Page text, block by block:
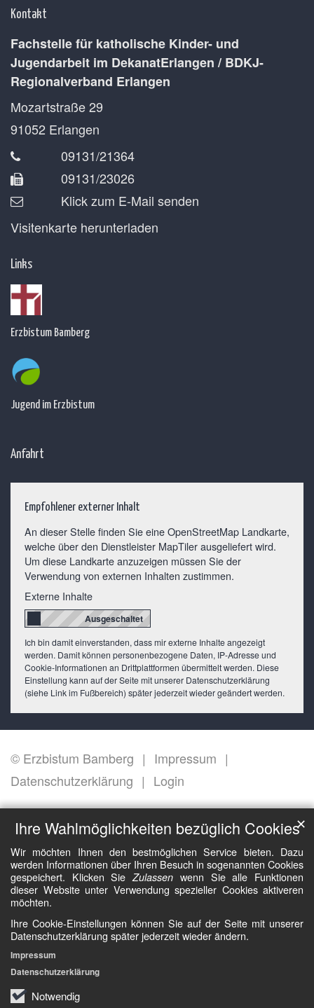
Ihre Wahlmöglichkeiten bezüglich Cookies
Wir möchten Ihnen den bestmöglichen Service bieten. Dazu
werden Informationen über Ihren Besuch in sogenannten Cookies
gespeichert. Klicken SieZulassen wenn Sie alle Funktionen
dieser Website unter Verwendung spezieller Cookies aktiveren
möchten.
Ihre Cookie-Einstellungen können Sie auf der Seite mit unserer
Datenschutzerklärung später jederzeit wieder ändern.
Notwendig
✕
Impressum
Datenschutzerklärung
Kontakt
Fachstelle für katholische Kinder- und
Jugendarbeit im DekanatErlangen / BDKJ-
Regionalverband Erlangen
Mozartstraße 29
91052 Erlangen
09131/21364
09131/23026
Klick zum E-Mail senden
Visitenkarte herunterladen
Links
Erzbistum Bamberg
Jugend im Erzbistum
Anfahrt
Empfohlener externer Inhalt
An dieser Stelle finden Sie eine OpenStreetMap Landkarte,
welche über den Dienstleister MapTiler ausgeliefert wird.
Um diese Landkarte anzuzeigen müssen Sie der
Verwendung von externen Inhalten zustimmen.
Externe Inhalte
Ich bin damit einverstanden, dass mir externe Inhalte angezeigt
werden. Damit können personenbezogene Daten, IP-Adresse und
Cookie-Informationen an Drittplattformen übermittelt werden. Diese
Einstellung kann auf der Seite mit unserer Datenschutzerklärung
(siehe Link im Fußbereich) später jederzeit wieder geändert werden.
© Erzbistum Bamberg
Impressum
Datenschutzerklärung
Login